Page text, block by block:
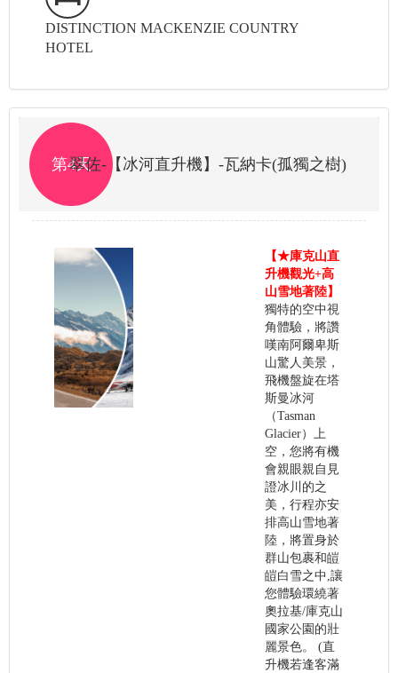
DISTINCTION MACKENZIE COUNTRY
HOTEL
第4天
翠佐-【冰河直升機】-瓦納卡(孤獨之樹)
【★庫克山直
升機觀光+高
山雪地著陸】
獨特的空中視
角體驗，將讚
嘆南阿爾卑斯
山驚人美景，
飛機盤旋在塔
斯曼冰河
（Tasman
Glacier）上
空，您將有機
會親眼親自見
證冰川的之
美，行程亦安
排高山雪地著
陸，將置身於
群山包裹和皚
皚白雪之中,讓
您體驗環繞著
奧拉基/庫克山
國家公園的壯
麗景色。 (直
升機若逢客滿